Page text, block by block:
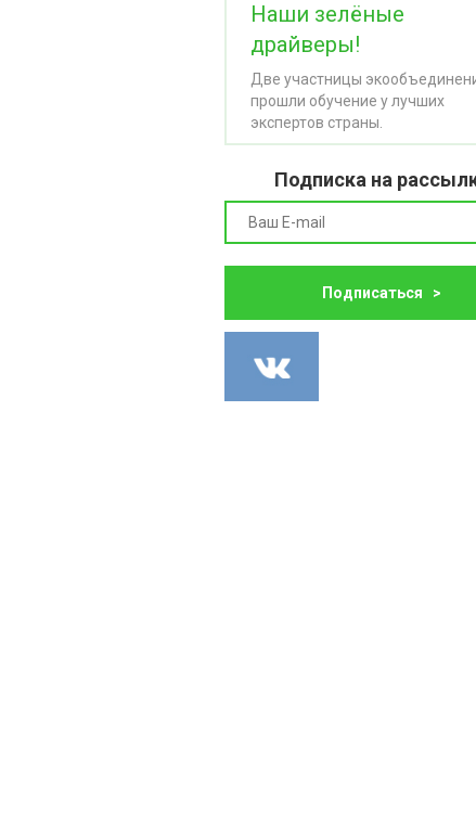
Наши зелёные
драйверы!
Две участницы
прошли обучение у лучших
экспертов страны.
Подписка на
Подписаться >